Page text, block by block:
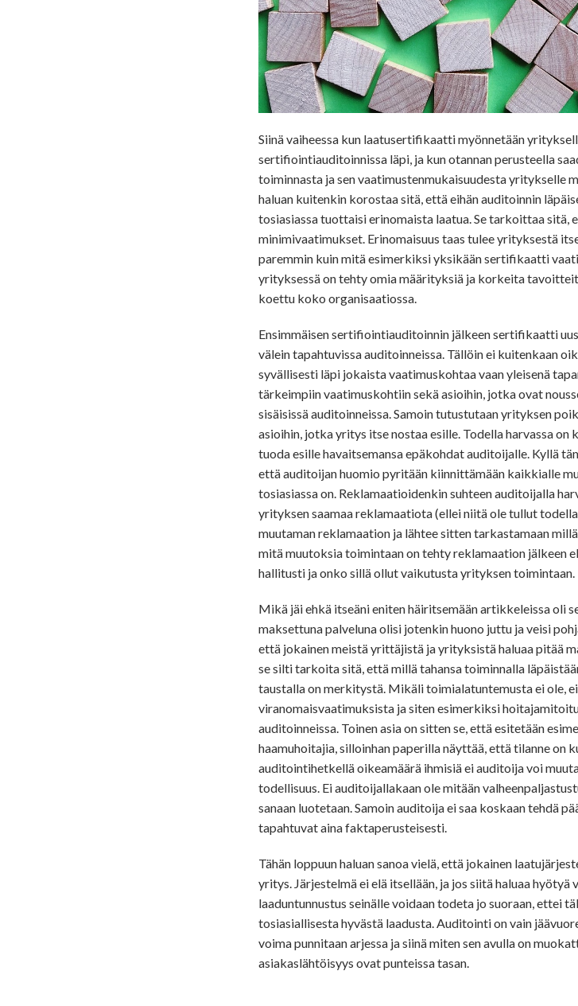
Siinä vaiheessa kun laatusertifikaatti myönnetään
sertifiointiauditoinnissa läpi, ja kun otannan perusteella
toiminnasta ja sen vaatimustenmukaisuudesta yritykselle
haluan kuitenkin korostaa sitä, että eihän auditoinnin
tosiasiassa tuottaisi erinomaista laatua. Se tarkoittaa
minimivaatimukset. Erinomaisuus taas tulee yrityksestä
paremmin kuin mitä esimerkiksi yksikään sertifikaatti
yrityksessä on tehty omia määrityksiä ja korkeita
koettu koko organisaatiossa.
Ensimmäisen sertifiointiauditoinnin jälkeen sertifikaatti
välein tapahtuvissa auditoinneissa. Tällöin ei kuitenkaan
syvällisesti läpi jokaista vaatimuskohtaa vaan yleisenä
tärkeimpiin vaatimuskohtiin sekä asioihin, jotka ovat
sisäisissä auditoinneissa. Samoin tutustutaan yrityksen
asioihin, jotka yritys itse nostaa esille. Todella harvassa
tuoda esille havaitsemansa epäkohdat auditoijalle. Kyllä
että auditoijan huomio pyritään kiinnittämään kaikkialle
tosiasiassa on. Reklamaatioidenkin suhteen auditoijalla
yrityksen saamaa reklamaatiota (ellei niitä ole tullut
muutaman reklamaation ja lähtee sitten tarkastamaan
mitä muutoksia toimintaan on tehty reklamaation jälkeen
hallitusti ja onko sillä ollut vaikutusta yrityksen toimintaan.
Mikä jäi ehkä itseäni eniten häiritsemään artikkeleissa oli
maksettuna palveluna olisi jotenkin huono juttu ja veisi
että jokainen meistä yrittäjistä ja yrityksistä haluaa pitää
se silti tarkoita sitä, että millä tahansa toiminnalla
taustalla on merkitystä. Mikäli toimialatuntemusta ei ole,
viranomaisvaatimuksista ja siten esimerkiksi
auditoinneissa. Toinen asia on sitten se, että esitetään
haamuhoitajia, silloinhan paperilla näyttää, että tilanne on
auditointihetkellä oikeamäärä ihmisiä ei auditoija voi
todellisuus. Ei auditoijallakaan ole mitään
sanaan luotetaan. Samoin auditoija ei saa koskaan tehdä
tapahtuvat aina faktaperusteisesti.
Tähän loppuun haluan sanoa vielä, että jokainen
yritys. Järjestelmä ei elä itsellään, ja jos siitä haluaa
laaduntunnustus seinälle voidaan todeta jo suoraan, ettei
tosiasiallisesta hyvästä laadusta. Auditointi on vain
voima punnitaan arjessa ja siinä miten sen avulla on
asiakaslähtöisyys ovat punteissa tasan.